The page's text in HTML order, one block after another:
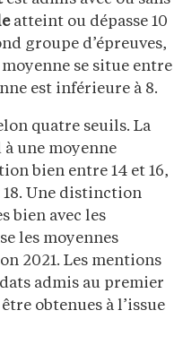
atteint ou dépasse 10
groupe d’épreuves,
se situe entre
est inférieure à 8.
quatre seuils. La
une moyenne
bien entre 14 et 16,
Une distinction
bien avec les
les moyennes
2021. Les mentions
admis au premier
obtenues à l’issue